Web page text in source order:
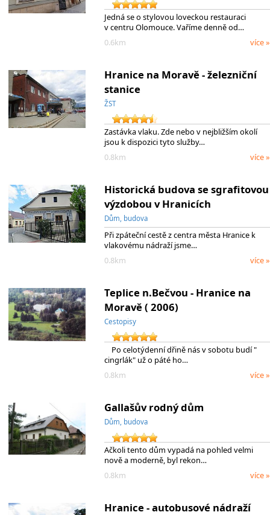
Jedná se o stylovou loveckou restauraci
v centru Olomouce. Vaříme denně od…
0.6km
více »
Hranice na Moravě - železniční
stanice
ŽST
Zastávka vlaku. Zde nebo v nejbližším okolí
jsou k dispozici tyto služby…
0.8km
více »
Historická budova se sgrafitovou
výzdobou v Hranicích
Dům, budova
Při zpáteční cestě z centra města Hranice k
vlakovému nádraží jsme…
0.8km
více »
Teplice n.Bečvou - Hranice na
Moravě ( 2006)
Cestopisy
Po celotýdenní dřině nás v sobotu budí "
cingrlák" už o páté ho…
0.8km
více »
Gallašův rodný dům
Dům, budova
Ačkoli tento dům vypadá na pohled velmi
nově a moderně, byl rekon…
0.8km
více »
Hranice - autobusové nádraží